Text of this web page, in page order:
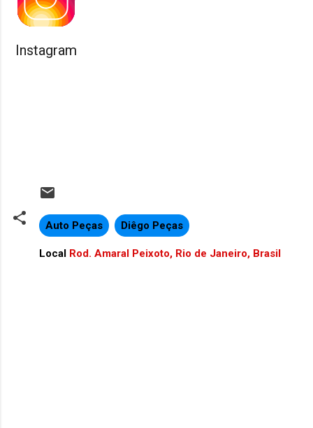
Instagram
Auto Peças Diêgo Peças
Local Rod. Amaral Peixoto, Rio de Janeiro, Brasil